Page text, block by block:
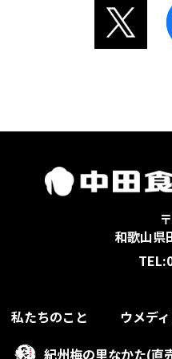
和歌山県
私たちのこと ウメデ
紀州梅の里なかた(直